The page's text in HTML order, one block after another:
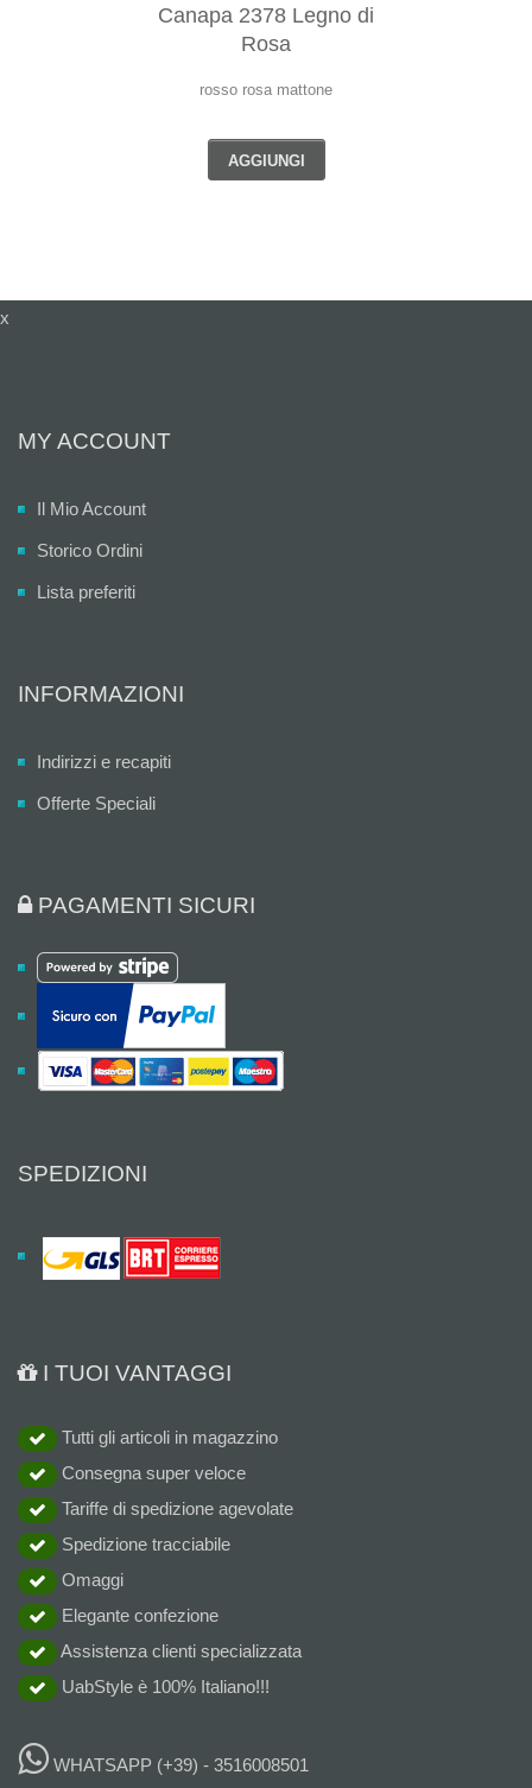
Canapa 2378 Legno di
Rosa
rosso rosa mattone
AGGIUNGI
x
MY ACCOUNT
Il Mio Account
Storico Ordini
Lista preferiti
INFORMAZIONI
Indirizzi e recapiti
Offerte Speciali
PAGAMENTI SICURI
SPEDIZIONI
I TUOI VANTAGGI
Tutti gli articoli in magazzino
Consegna super veloce
Tariffe di spedizione agevolate
Spedizione tracciabile
Omaggi
Elegante confezione
Assistenza clienti specializzata
UabStyle è 100% Italiano!!!
WHATSAPP (+39) - 3516008501